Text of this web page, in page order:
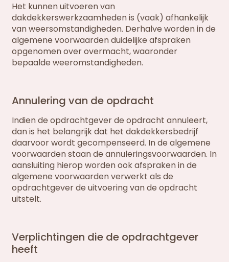
Het kunnen uitvoeren van
dakdekkerswerkzaamheden is (vaak) afhankelijk
van weersomstandigheden. Derhalve worden in de
algemene voorwaarden duidelijke afspraken
opgenomen over overmacht, waaronder
bepaalde weeromstandigheden.
Annulering van de opdracht
Indien de opdrachtgever de opdracht annuleert,
dan is het belangrijk dat het dakdekkersbedrijf
daarvoor wordt gecompenseerd. In de algemene
voorwaarden staan de annuleringsvoorwaarden. In
aansluiting hierop worden ook afspraken in de
algemene voorwaarden verwerkt als de
opdrachtgever de uitvoering van de opdracht
uitstelt.
Verplichtingen die de opdrachtgever
heeft